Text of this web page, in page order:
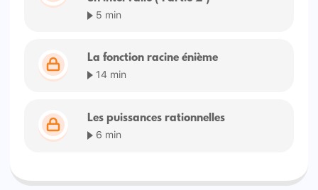
5 min
La fonction racine énième
14 min
Les puissances rationnelles
6 min